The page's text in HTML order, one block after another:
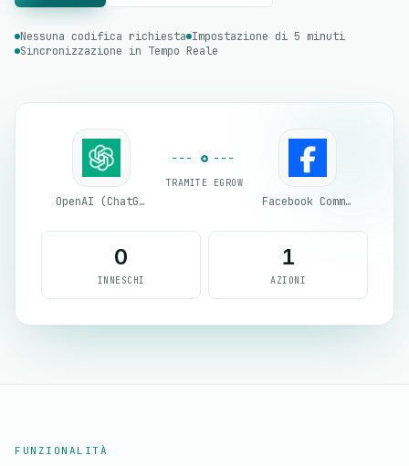
Nessuna codifica richiesta Impostazione di 5 minuti
Sincronizzazione in Tempo Reale
OpenAI (ChatGPT)
TRAMITE EGROW
Facebook Commerce
0
INNESCHI
1
AZIONI
FUNZIONALITÀ